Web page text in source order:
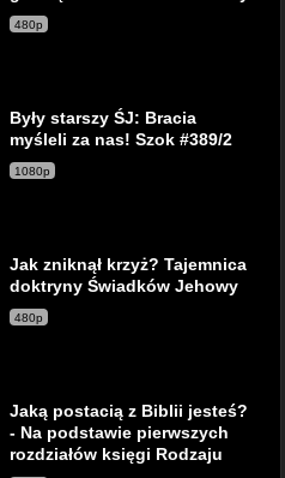
480p
Były starszy ŚJ: Bracia
myśleli za nas! Szok #389/2
1080p
Jak zniknął krzyż? Tajemnica
doktryny Świadków Jehowy
480p
Jaką postacią z Biblii jesteś?
- Na podstawie pierwszych
rozdziałów księgi Rodzaju